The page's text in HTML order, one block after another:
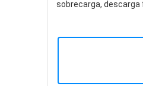
sobrecarga, descarga